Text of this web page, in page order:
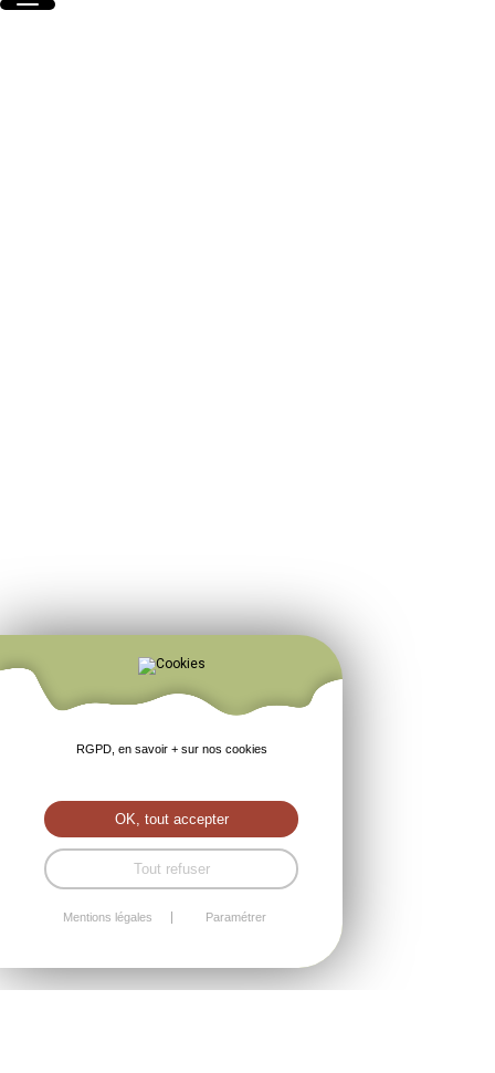
RGPD, en savoir + sur nos cookies
OK, tout accepter
Tout refuser
Mentions légales Paramétrer